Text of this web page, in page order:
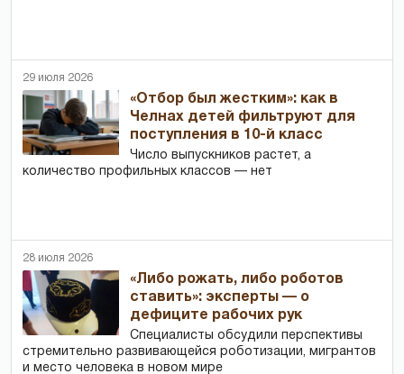
29 июля 2026
«Отбор был жестким»: как в
Челнах детей фильтруют для
поступления в 10-й класс
Число выпускников растет, а
количество профильных классов — нет
28 июля 2026
«Либо рожать, либо роботов
ставить»: эксперты — о
дефиците рабочих рук
Специалисты обсудили перспективы
стремительно развивающейся роботизации, мигрантов
и место человека в новом мире